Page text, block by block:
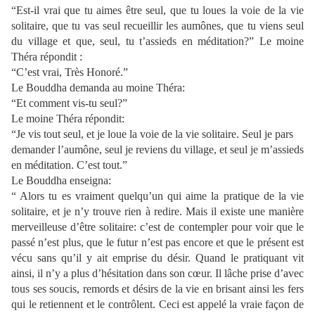
“Est-il vrai que tu aimes être seul, que tu loues la voie de la vie
solitaire, que tu vas seul recueillir les aumônes, que tu viens seul
du village et que, seul, tu t’assieds en méditation?” Le moine
Théra répondit :
“C’est vrai, Très Honoré.”
Le Bouddha demanda au moine Théra:
“Et comment vis-tu seul?”
Le moine Théra répondit:
“Je vis tout seul, et je loue la voie de la vie solitaire. Seul je pars
demander l’aumône, seul je reviens du village, et seul je m’assieds
en méditation. C’est tout.”
Le Bouddha enseigna:
“ Alors tu es vraiment quelqu’un qui aime la pratique de la vie
solitaire, et je n’y trouve rien à redire. Mais il existe une manière
merveilleuse d’être solitaire: c’est de contempler pour voir que le
passé n’est plus, que le futur n’est pas encore et que le présent est
vécu sans qu’il y ait emprise du désir. Quand le pratiquant vit
ainsi, il n’y a plus d’hésitation dans son cœur. Il lâche prise d’avec
tous ses soucis, remords et désirs de la vie en brisant ainsi les fers
qui le retiennent et le contrôlent. Ceci est appelé la vraie façon de